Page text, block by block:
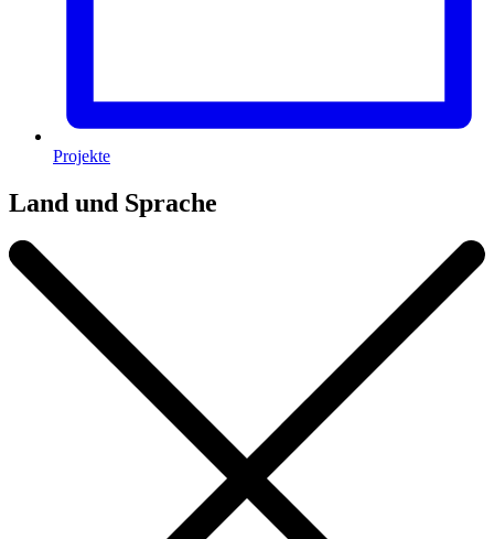
Projekte
Land und Sprache